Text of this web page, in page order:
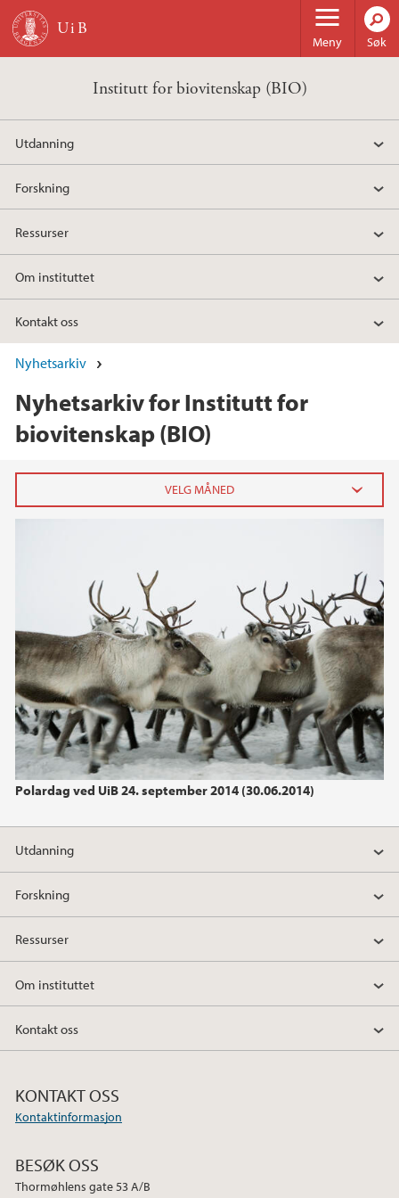
Hopp til hovedinnhold
Meny Søk
Institutt for biovitenskap (BIO)
Utdanning
Forskning
Ressurser
Om instituttet
Kontakt oss
Nyhetsarkiv
Nyhetsarkiv for Institutt for
biovitenskap (BIO)
Polardag ved UiB 24. september 2014 (30.06.2014)
november (1)
september (1)
juli (2)
juni (2)
mai (4)
april (3)
mars (4)
februar (4)
januar (1)
Utdanning
Forskning
Ressurser
Om instituttet
Kontakt oss
KONTAKT OSS
Kontaktinformasjon
BESØK OSS
Thormøhlens gate 53 A/B